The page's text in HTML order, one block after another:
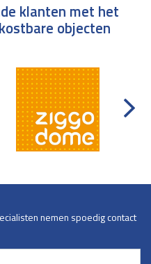
klanten met het
objecten
nemen spoedig contact